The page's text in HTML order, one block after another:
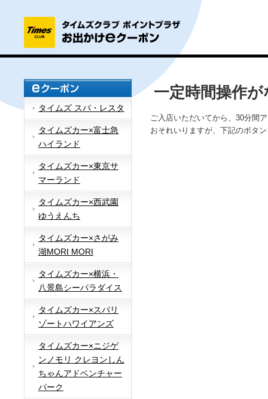
タイムズ スパ・レスタ
タイムズカー×富士急
ハイランド
タイムズカー×東京サ
マーランド
タイムズカー×西武園
ゆうえんち
タイムズカー×さがみ
湖MORI MORI
タイムズカー×横浜・
八景島シーパラダイス
タイムズカー×スパリ
ゾートハワイアンズ
タイムズカー×ニジゲ
ンノモリ クレヨンしん
ちゃんアドベンチャー
パーク
一定時間操作
ご入店いただいてから、30分間
おそれいりますが、下記のボタ